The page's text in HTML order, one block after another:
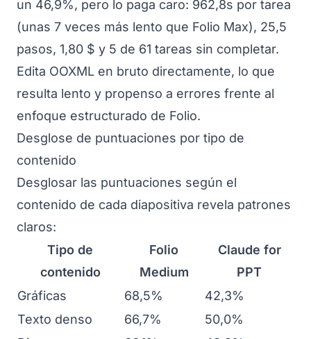
un 46,9%, pero lo paga caro: 962,8s por tarea
(unas 7 veces más lento que Folio Max), 25,5
pasos, 1,80 $ y 5 de 61 tareas sin completar.
Edita OOXML en bruto directamente, lo que
resulta lento y propenso a errores frente al
enfoque estructurado de Folio.
Desglose de puntuaciones por tipo de
contenido
Desglosar las puntuaciones según el
contenido de cada diapositiva revela patrones
claros:
Tipo de
contenido
Folio
Medium
Claude for
PPT
Gráficas
68,5%
42,3%
Texto denso
66,7%
50,0%